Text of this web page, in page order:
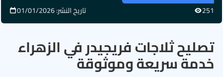
251 تاريخ النشر: 01/01/2026
تصليح ثلاجات فريجيدر في الزهراء
خدمة سريعة وموثوقة